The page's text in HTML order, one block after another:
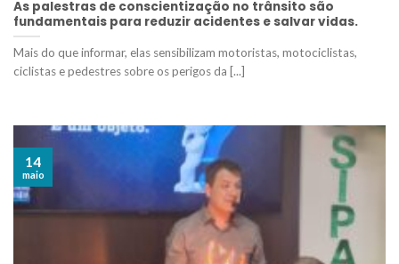
As palestras de conscientização no trânsito são
fundamentais para reduzir acidentes e salvar vidas.
Mais do que informar, elas sensibilizam motoristas, motociclistas,
ciclistas e pedestres sobre os perigos da [...]
14
maio